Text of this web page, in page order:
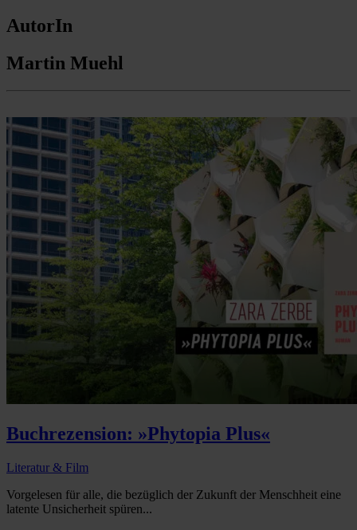
AutorIn
Martin Muehl
Buchrezension: »Phytopia Plus«
Literatur & Film
Vorgelesen für alle, die bezüglich der Zukunft der Menschheit eine
latente Unsicherheit spüren...